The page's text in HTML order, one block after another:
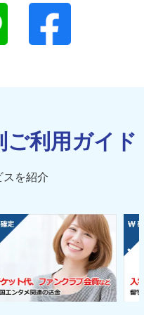
ご利用ガイド
スを紹介